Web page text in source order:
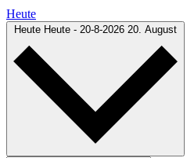
Heute
Heute Heute - 20-8-2026 20. August